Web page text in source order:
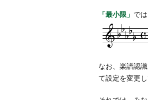
「最小限」 で
なお、楽譜認
て設定を変更し